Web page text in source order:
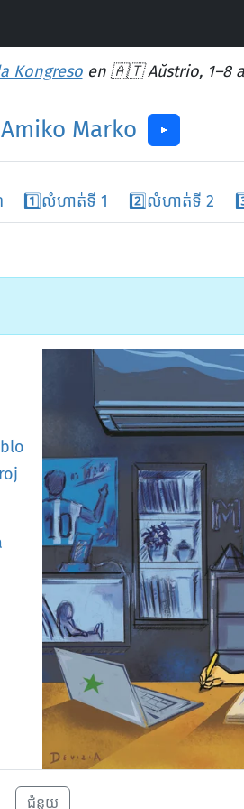
Kongresoen 🇦🇹 Aŭstrio, 1–8
Amiko Marko ▶︎
1️⃣លំហាត់ទី 1 2️⃣លំហាត់ទី 2
ជំនួយ